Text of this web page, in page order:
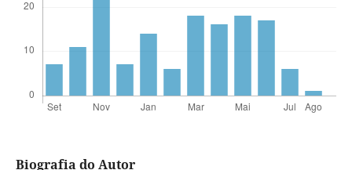
Biografia do Autor